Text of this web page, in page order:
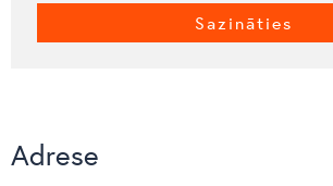
Sazināties
Adrese